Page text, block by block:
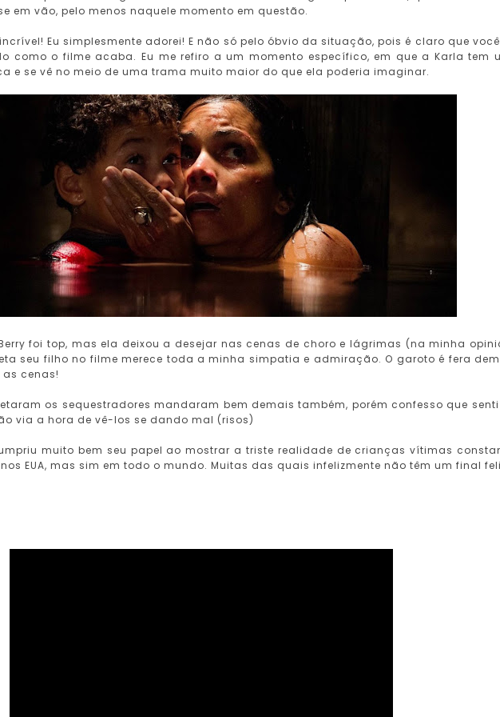
em vão, pelo menos naquele momento em questão.
Eu simplesmente adorei! E não só pelo óbvio da situação, pois é claro que
como o filme acaba. Eu me refiro a um momento específico, em que a Karla tem
e se vê no meio de uma trama muito maior do que ela poderia imaginar.
foi top, mas ela deixou a desejar nas cenas de choro e lágrimas (na minha
seu filho no filme merece toda a minha simpatia e admiração. O garoto é fera
as cenas!
os sequestradores mandaram bem demais também, porém confesso que
via a hora de vê-los se dando mal (risos)
muito bem seu papel ao mostrar a triste realidade de crianças vítimas
EUA, mas sim em todo o mundo. Muitas das quais infelizmente não têm um final